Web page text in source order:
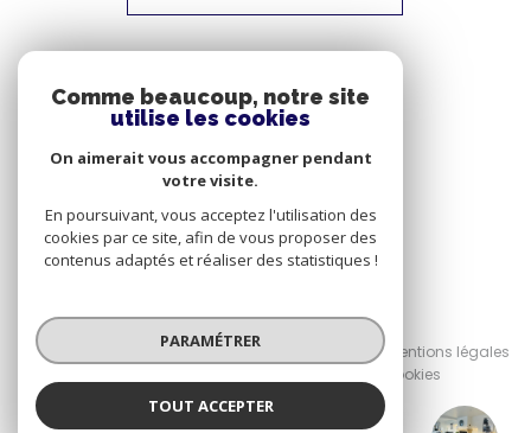
Cabinet Sivan Immobilier
ADHÉRENTS
NOUS ADHÉRONS
© 2026 | Tous droits réservés
Nos honoraires
Nos partenaires
Mentions légales
Cookies
Comme beaucoup, notre site
utilise les cookies
On aimerait vous accompagner pendant
votre visite.
En poursuivant, vous acceptez l'utilisation des
cookies par ce site, afin de vous proposer des
contenus adaptés et réaliser des statistiques !
PARAMÉTRER
TOUT ACCEPTER